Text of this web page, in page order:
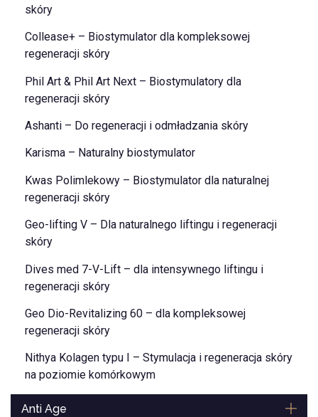
skóry
Collease+ – Biostymulator dla kompleksowej
regeneracji skóry
Phil Art & Phil Art Next – Biostymulatory dla
regeneracji skóry
Ashanti – Do regeneracji i odmładzania skóry
Karisma – Naturalny biostymulator
Kwas Polimlekowy – Biostymulator dla naturalnej
regeneracji skóry
Geo-lifting V – Dla naturalnego liftingu i regeneracji
skóry
Dives med 7-V-Lift – dla intensywnego liftingu i
regeneracji skóry
Geo Dio-Revitalizing 60 – dla kompleksowej
regeneracji skóry
Nithya Kolagen typu I – Stymulacja i regeneracja skóry
na poziomie komórkowym
Anti Age